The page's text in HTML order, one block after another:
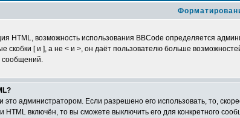
HTML, возможность использования BBCode определяется
скобки [ и ], а не < и >, он даёт пользователю больше
сообщений.
это администратором. Если разрешено его использовать, то,
HTML включён, то вы сможете выключить его для конкретного